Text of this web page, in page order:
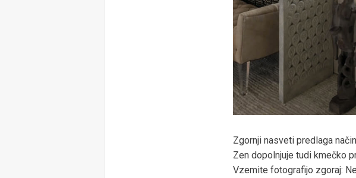
Zgornji nasveti predlaga
Zen dopolnjuje tudi kmečko
Vzemite fotografijo zgoraj: